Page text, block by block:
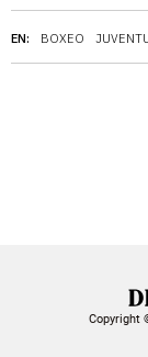
EN: BOXEO
Copyright